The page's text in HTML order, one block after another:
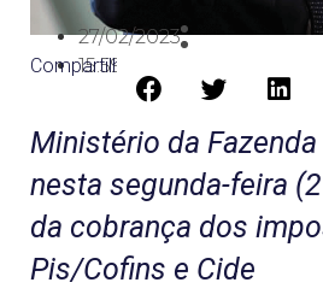
27/02/2023
15:59
Compartilhe:
Ministério da
nesta segunda-feira
da cobrança dos
Pis/Cofins e Cide